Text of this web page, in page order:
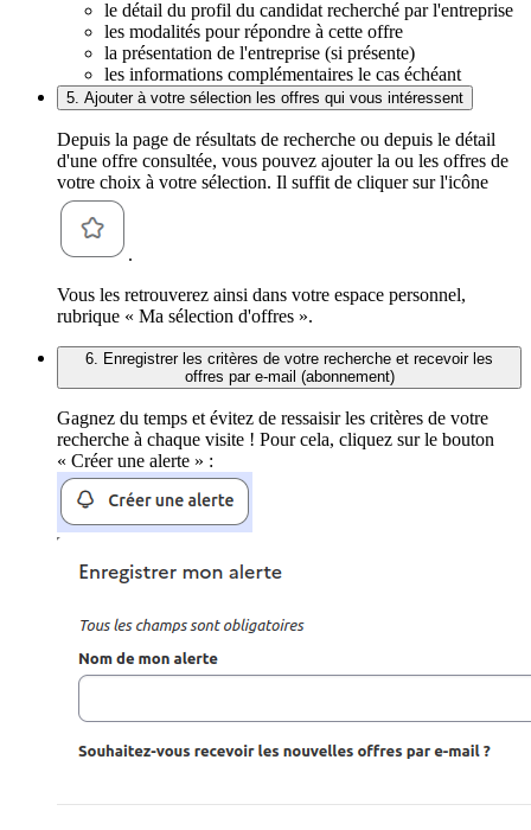
le détail du profil du candidat recherché par l'entreprise
les modalités pour répondre à cette offre
la présentation de l'entreprise (si présente)
les informations complémentaires le cas échéant
5. Ajouter à votre sélection les offres qui vous intéressent
Depuis la page de résultats de recherche ou depuis le détail
d'une offre consultée, vous pouvez ajouter la ou les offres de
votre choix à votre sélection. Il suffit de cliquer sur l'icône
.
Vous les retrouverez ainsi dans votre espace personnel,
rubrique « Ma sélection d'offres ».
6. Enregistrer les critères de votre recherche et recevoir les
offres par e-mail (abonnement)
Gagnez du temps et évitez de ressaisir les critères de votre
recherche à chaque visite ! Pour cela, cliquez sur le bouton
« Créer une alerte » :